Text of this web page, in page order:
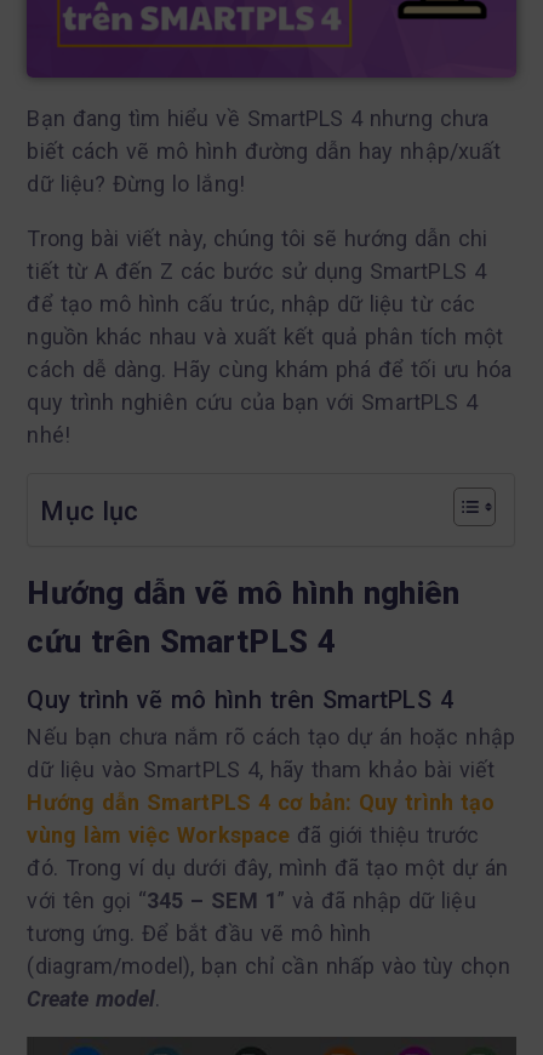
Bạn đang tìm hiểu về SmartPLS 4 nhưng chưa
biết cách vẽ mô hình đường dẫn hay nhập/xuất
dữ liệu? Đừng lo lắng!
Trong bài viết này, chúng tôi sẽ hướng dẫn chi
tiết từ A đến Z các bước sử dụng SmartPLS 4
để tạo mô hình cấu trúc, nhập dữ liệu từ các
nguồn khác nhau và xuất kết quả phân tích một
cách dễ dàng. Hãy cùng khám phá để tối ưu hóa
quy trình nghiên cứu của bạn với SmartPLS 4
nhé!
Mục lục
Hướng dẫn vẽ mô hình nghiên
cứu trên SmartPLS 4
Quy trình vẽ mô hình trên SmartPLS 4
Nếu bạn chưa nắm rõ cách tạo dự án hoặc nhập
dữ liệu vào SmartPLS 4, hãy tham khảo bài viết
Hướng dẫn SmartPLS 4 cơ bản: Quy trình tạo
vùng làm việc Workspace đã giới thiệu trước
đó. Trong ví dụ dưới đây, mình đã tạo một dự án
với tên gọi “345 – SEM 1” và đã nhập dữ liệu
tương ứng. Để bắt đầu vẽ mô hình
(diagram/model), bạn chỉ cần nhấp vào tùy chọn
Create model.